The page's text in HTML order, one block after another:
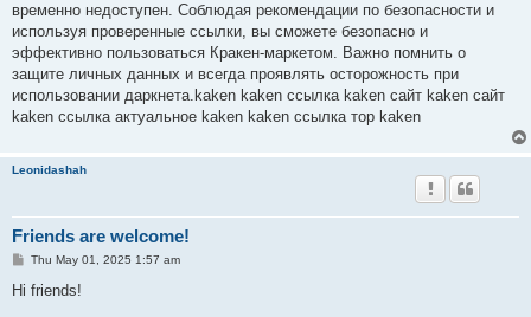
временно недоступен. Соблюдая рекомендации по безопасности и
используя проверенные ссылки, вы сможете безопасно и
эффективно пользоваться Кракен-маркетом. Важно помнить о
защите личных данных и всегда проявлять осторожность при
использовании даркнета.kaken kaken ссылка kaken сайт kaken сайт
kaken ссылка актуальное kaken kaken ссылка тор kaken
Leonidashah
Friends are welcome!
P
s
Thu May 01, 2025 1:57 am
Hi friends!